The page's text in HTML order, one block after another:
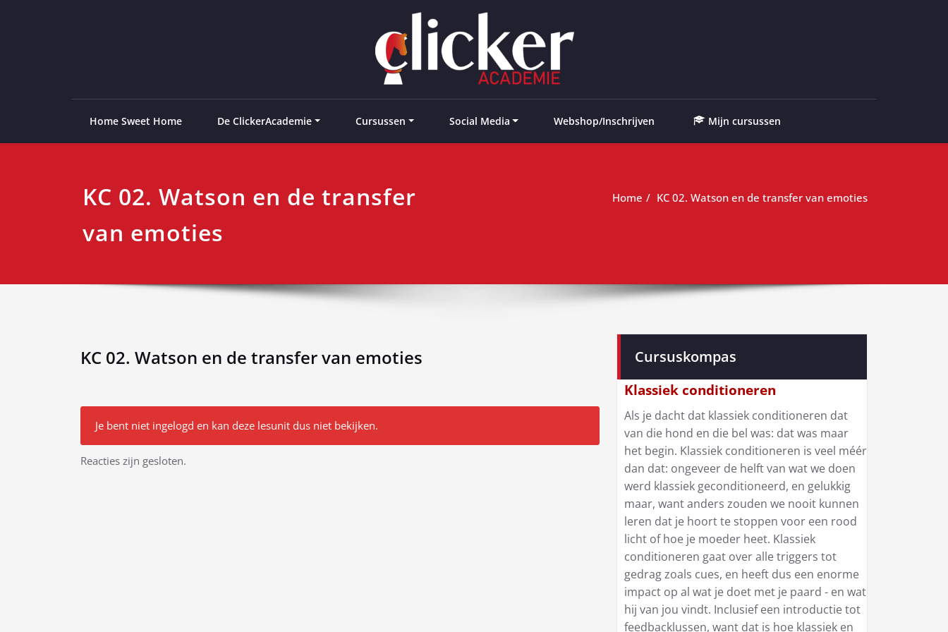
Home Sweet Home De ClickerAcademie Cursussen Social Media Webshop/Inschrijven Mijn cursussen
KC 02. Watson en de transfer
van emoties
Home KC 02. Watson en de transfer van emoties
KC 02. Watson en de transfer van emoties
Je bent niet ingelogd en kan deze lesunit dus niet bekijken.
Bericht
Reacties zijn gesloten.
Cursuskompas
Klassiek conditioneren
Als je dacht dat klassiek conditioneren dat
van die hond en die bel was: dat was maar
het begin. Klassiek conditioneren is veel méér
dan dat: ongeveer de helft van wat we doen
werd klassiek geconditioneerd, en gelukkig
maar, want anders zouden we nooit kunnen
leren dat je hoort te stoppen voor een rood
licht of hoe je moeder heet. Klassiek
conditioneren gaat over alle triggers tot
gedrag zoals cues, en heeft dus een enorme
impact op al wat je doet met je paard - en wat
hij van jou vindt. Inclusief een introductie tot
feedbacklussen, want dat is hoe klassiek en